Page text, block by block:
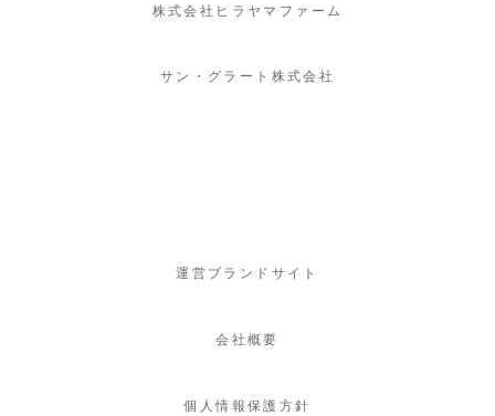
株式会社ヒラヤマファーム
サン・グラート株式会社
運営ブランドサイト
会社概要
個人情報保護方針